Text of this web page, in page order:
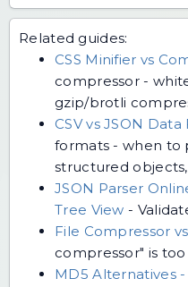
Related guides:
CSS Minifier vs
compressor -
gzip/brotli
CSV vs JSON
formats - when to
structured
JSON Parser
Tree View -
File Compressor
compressor" is
MD5 Alternatives